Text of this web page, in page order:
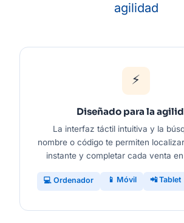
agilidad
⚡
Diseñado para la
La interfaz táctil intuitiva y la
nombre o código te permiten
instante y completar cada venta
💻 Ordenador 📱 Móvil 📲 Tablet